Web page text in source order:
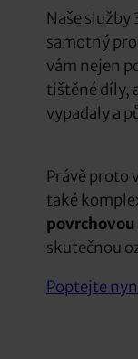
Naše služby
samotný
vám nejen
tištěné díly,
vypadaly a
Právě proto
také
skutečnou
Poptejte